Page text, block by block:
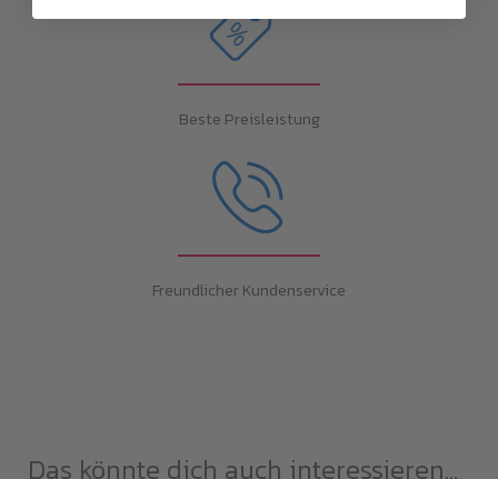
Beste Preisleistung
Freundlicher Kundenservice
Das könnte dich auch interessieren...